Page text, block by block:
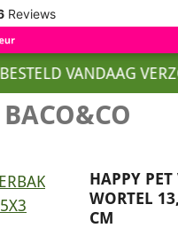
Reviews
BACO&CO
VANDAAG
HAPPY
WORTEL
CM